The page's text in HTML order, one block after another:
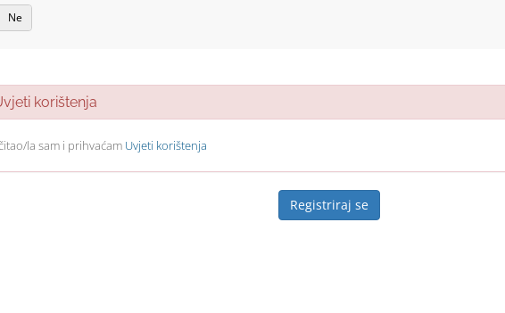
Ne
korištenja
la sam i prihvaćam Uvjeti korištenja